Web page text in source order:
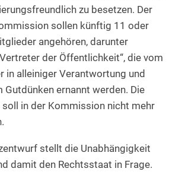
zu besetzen. Der
sollen künftig 11 oder
angehören, darunter
der Öffentlichkeit“, die vom
in alleiniger Verantwortung und
Gutdünken ernannt werden. Die
in der Kommission nicht mehr
stellt die Unabhängigkeit
damit den Rechtsstaat in Frage.